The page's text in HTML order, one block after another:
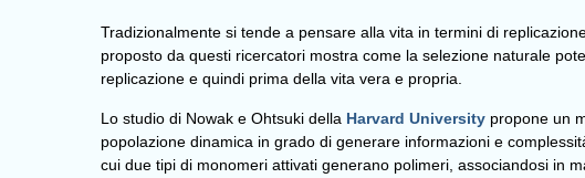
Tradizionalmente si tende a pensare alla vita in termini di
proposto da questi ricercatori mostra come la selezione naturale
replicazione e quindi prima della vita vera e propria.
Lo studio di Nowak e Ohtsuki della Harvard University propone un
popolazione dinamica in grado di generare informazioni e
cui due tipi di monomeri attivati generano polimeri, associandosi in